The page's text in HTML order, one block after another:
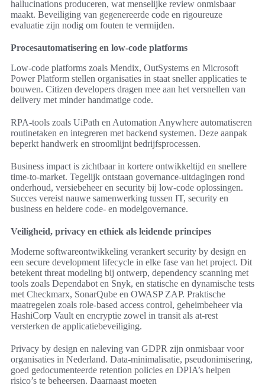
hallucinations produceren, wat menselijke review onmisbaar
maakt. Beveiliging van gegenereerde code en rigoureuze
evaluatie zijn nodig om fouten te vermijden.
Procesautomatisering en low-code platforms
Low-code platforms zoals Mendix, OutSystems en Microsoft
Power Platform stellen organisaties in staat sneller applicaties te
bouwen. Citizen developers dragen mee aan het versnellen van
delivery met minder handmatige code.
RPA-tools zoals UiPath en Automation Anywhere automatiseren
routinetaken en integreren met backend systemen. Deze aanpak
beperkt handwerk en stroomlijnt bedrijfsprocessen.
Business impact is zichtbaar in kortere ontwikkeltijd en snellere
time-to-market. Tegelijk ontstaan governance-uitdagingen rond
onderhoud, versiebeheer en security bij low-code oplossingen.
Succes vereist nauwe samenwerking tussen IT, security en
business en heldere code- en modelgovernance.
Veiligheid, privacy en ethiek als leidende principes
Moderne softwareontwikkeling verankert security by design en
een secure development lifecycle in elke fase van het project. Dit
betekent threat modeling bij ontwerp, dependency scanning met
tools zoals Dependabot en Snyk, en statische en dynamische tests
met Checkmarx, SonarQube en OWASP ZAP. Praktische
maatregelen zoals role-based access control, geheimbeheer via
HashiCorp Vault en encryptie zowel in transit als at-rest
versterken de applicatiebeveiliging.
Privacy by design en naleving van GDPR zijn onmisbaar voor
organisaties in Nederland. Data-minimalisatie, pseudonimisering,
goed gedocumenteerde retention policies en DPIA’s helpen
risico’s te beheersen. Daarnaast moeten